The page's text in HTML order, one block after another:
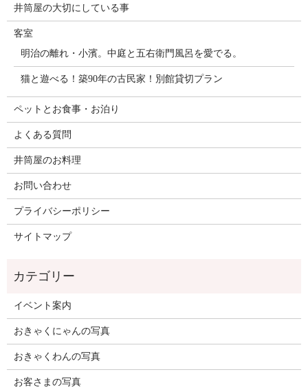
井筒屋の大切にしている事
客室
明治の離れ・小濱。中庭と五右衛門風呂を愛でる。
猫と遊べる！築90年の古民家！別館貸切プラン
ペットとお食事・お泊り
よくある質問
井筒屋のお料理
お問い合わせ
プライバシーポリシー
サイトマップ
イベント案内
おきゃくにゃんの写真
おきゃくわんの写真
お客さまの写真